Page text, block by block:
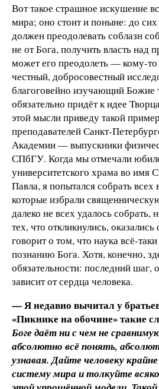
Вот такое страшное искушение
мира; оно стоит и поныне: до
должен преодолевать соблазн
не от Бога, получить власть над
может его преодолеть — кому-то
честный, добросовестный
благоговейно изучающий Божие
обязательно придёт к идее
этой мысли приведу такой
преподавателей Санкт-
Академии — выпускники
СПбГУ. Когда мы отмечали
университетского храма во имя
Павла, я попытался собрать
которые избрали
далеко не всех удалось собрать,
тех, что откликнулись,
говорит о том, что наука всё-
познанию Бога. Хотя, конечно,
обязательности: последний шаг,
зависит от сердца человека.
— Я недавно вычитал у
«Пикнике на обочине» такие
Боге даёт ни с чем не
абсолютно всё понять,
узнавая. Дайте человеку
систему мира и толкуйте